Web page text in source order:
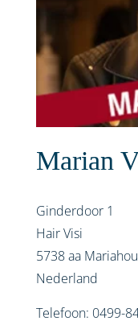
Marian
Ginderdoor 1
Hair Visi
5738 aa
Nederland
Telefoon: 0499-